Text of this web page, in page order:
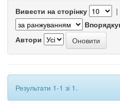
Вивести на сторінку |
Автори
Результати 1-1 зі 1.